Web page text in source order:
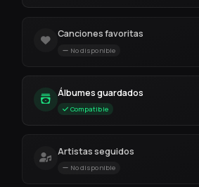
Canciones favoritas
No disponible
Álbumes guardados
Compatible
Artistas seguidos
No disponible